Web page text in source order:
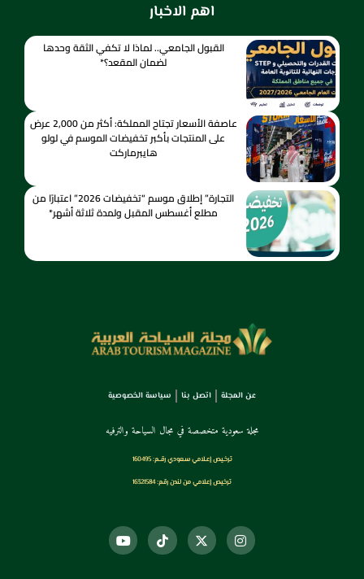
اهم الاخبار
القبول الجامعي.. لماذا لا تكفي الثقة وحدها
لضمان المقعد؟*
عاصفة الأسعار تجتاح المملكة: أكثر من 2,000 عرض
على المنتجات بأكبر تخفيضات الموسم في لولو
هايبرماركت
التجارة” إطلاق موسم “تخفيضات 2026” اعتبارًا من
مطلع أغسطس المقبل ولمدة ثلاثة أشهر*
عن المجلة اتصل بنا سياسة الخصوصية
مجلة سعودية متخصصة في مجال السياحة والترفيه
ترخـيص إعـلامي سـعودي رقــم: 160495
ترخيص إعلامي من لندن رقم: 16321584